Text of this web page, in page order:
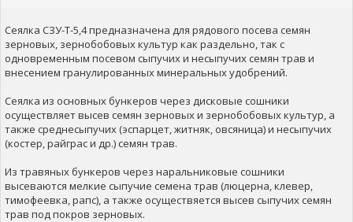
Сеялка СЗУ-Т-5,4 предназначена для рядового посева семян
зерновых, зернобобовых культур как раздельно, так с
одновременным посевом сыпучих и несыпучих семян трав и
внесением гранулированных минеральных удобрений.
Сеялка из основных бункеров через дисковые сошники
осуществляет высев семян зерновых и зернобобовых культур, а
также среднесыпучих (эспарцет, житняк, овсяница) и несыпучих
(костер, райграс и др.) семян трав.
Из травяных бункеров через наральниковые сошники
высеваются мелкие сыпучие семена трав (люцерна, клевер,
тимофеевка, рапс), а также осуществяется высев сыпучих семян
трав под покров зерновых.